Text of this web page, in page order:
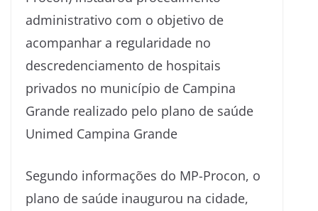
administrativo com o objetivo de
acompanhar a regularidade no
descredenciamento de hospitais
privados no município de Campina
Grande realizado pelo plano de saúde
Unimed Campina Grande
Segundo informações do MP-Procon, o
plano de saúde inaugurou na cidade,